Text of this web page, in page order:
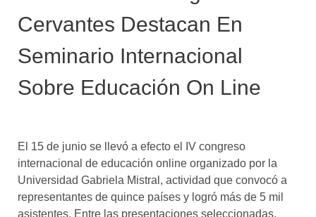
Cervantes Destacan En
Seminario Internacional
Sobre Educación On Line
El 15 de junio se llevó a efecto el IV congreso
internacional de educación online organizado por la
Universidad Gabriela Mistral, actividad que convocó a
representantes de quince países y logró más de 5 mil
asistentes. Entre las presentaciones seleccionadas,